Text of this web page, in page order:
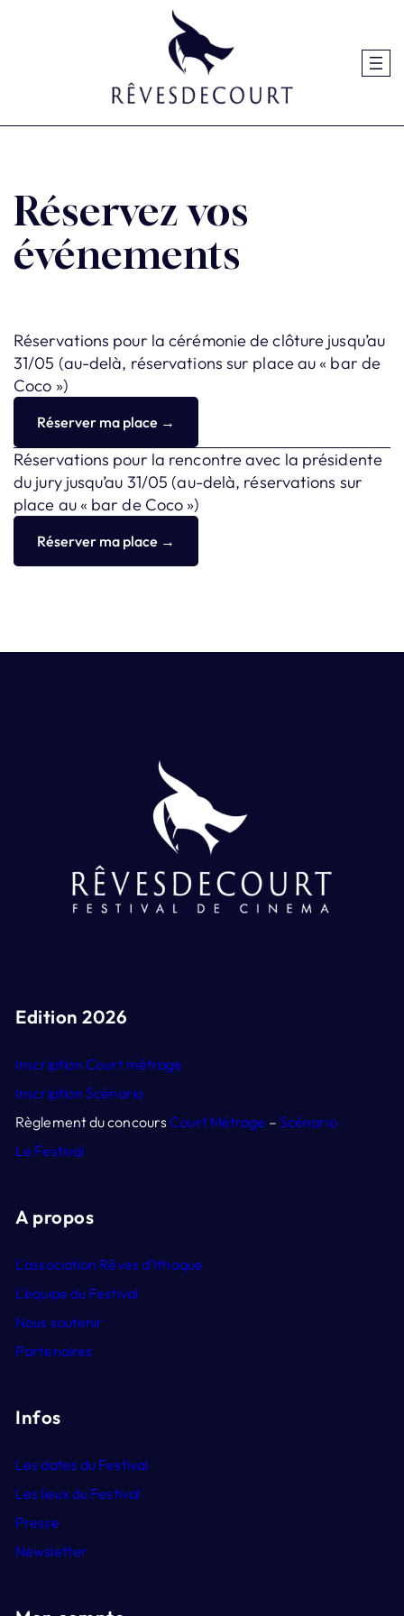
Réservez vos
événements
Réservations pour la cérémonie de clôture jusqu’au
31/05 (au-delà, réservations sur place au « bar de
Coco »)
Réserver ma place →
Réservations pour la rencontre avec la présidente
du jury jusqu’au 31/05 (au-delà, réservations sur
place au « bar de Coco »)
Réserver ma place →
Edition 2026
Inscription Court métrage
Inscription Scénario
Règlement du concours Court Métrage – Scénario
Le Festival
A propos
L’association Rêves d’Ithaque
L’équipe du Festival
Nous soutenir
Partenaires
Infos
Les dates du Festival
Les lieux du Festival
Presse
Newsletter